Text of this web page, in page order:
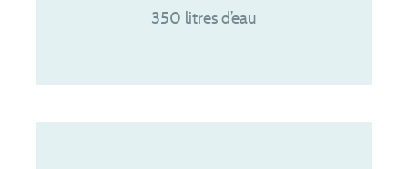
350 litres d’eau